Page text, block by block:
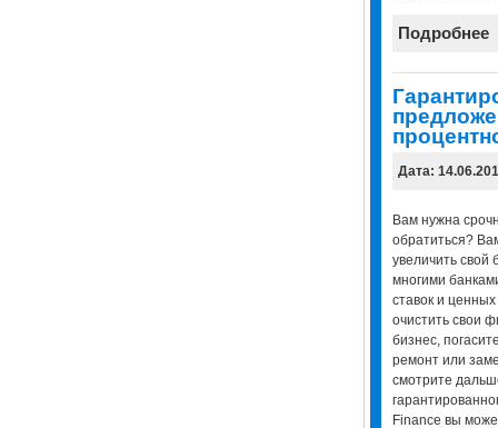
Подробнее
Дата:
Вам нужна
обратиться?
увеличить свой
многими
ставок и
очистить свои
бизнес,
ремонт или
смотрите
Finance вы